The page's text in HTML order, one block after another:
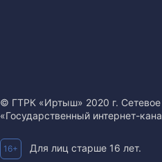
© ГТРК «Иртыш» 2020 г. Сетевое
«Государственный интернет-
16+ Для лиц старше 16 лет.